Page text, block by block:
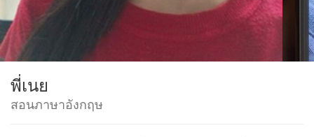
พี่เนย
สอนภาษาอังกฤษ